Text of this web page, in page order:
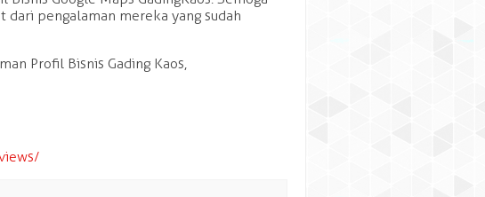
pengalaman mereka yang sudah
Profil Bisnis Gading Kaos,